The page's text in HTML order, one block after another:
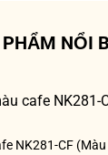
NỔI
NK281-CF